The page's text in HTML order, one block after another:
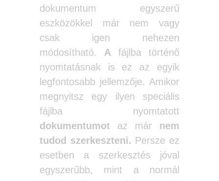
dokumentum egyszerű
eszközökkel már nem vagy
csak igen nehezen
módosítható. A fájlba történő
nyomtatásnak is ez az egyik
legfontosabb jellemzője. Amikor
megnyitsz egy ilyen speciális
fájlba nyomtatott
dokumentumotaz már nem
tudod szerkeszteni. Persze ez
esetben a szerkesztés jóval
egyszerűbb, mint a normál